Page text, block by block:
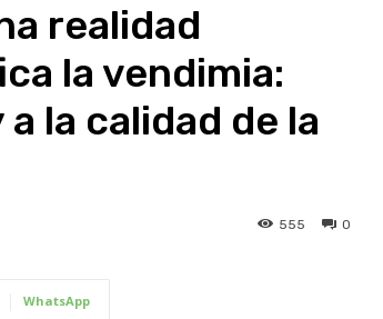
realidad
la vendimia:
la calidad de la
0
555
WhatsApp